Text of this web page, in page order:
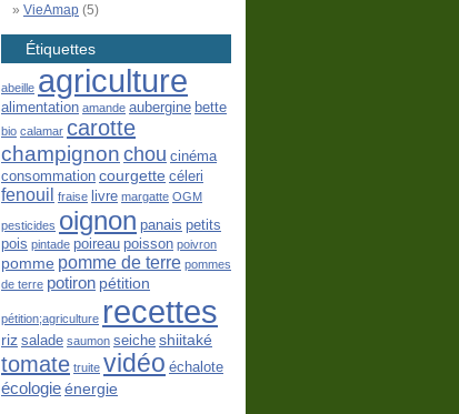
VieAmap (5)
Étiquettes
abeille agriculture
alimentation amande aubergine bette
bio calamar carotte
champignon chou cinéma
consommation courgette céleri
fenouil fraise livre margatte OGM
pesticides oignon panais petits
pois pintade poireau poisson poivron
pomme pomme de terre pommes
de terre potiron pétition
pétition;agriculture recettes
riz salade saumon seiche shiitaké
tomate truite vidéo échalote
écologieénergie